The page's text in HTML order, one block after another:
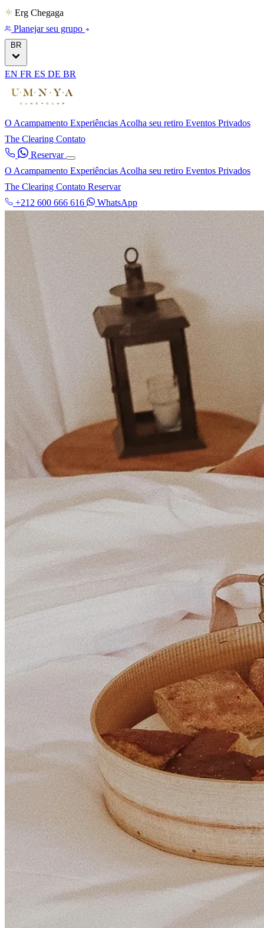
Erg Chegaga
Planejar seu grupo
BR
EN FR ES DE BR
O Acampamento Experiências Acolha seu retiro Eventos Privados
The Clearing Contato
Reservar
O Acampamento Experiências Acolha seu retiro Eventos Privados
The Clearing Contato Reservar
+212 600 666 616
WhatsApp